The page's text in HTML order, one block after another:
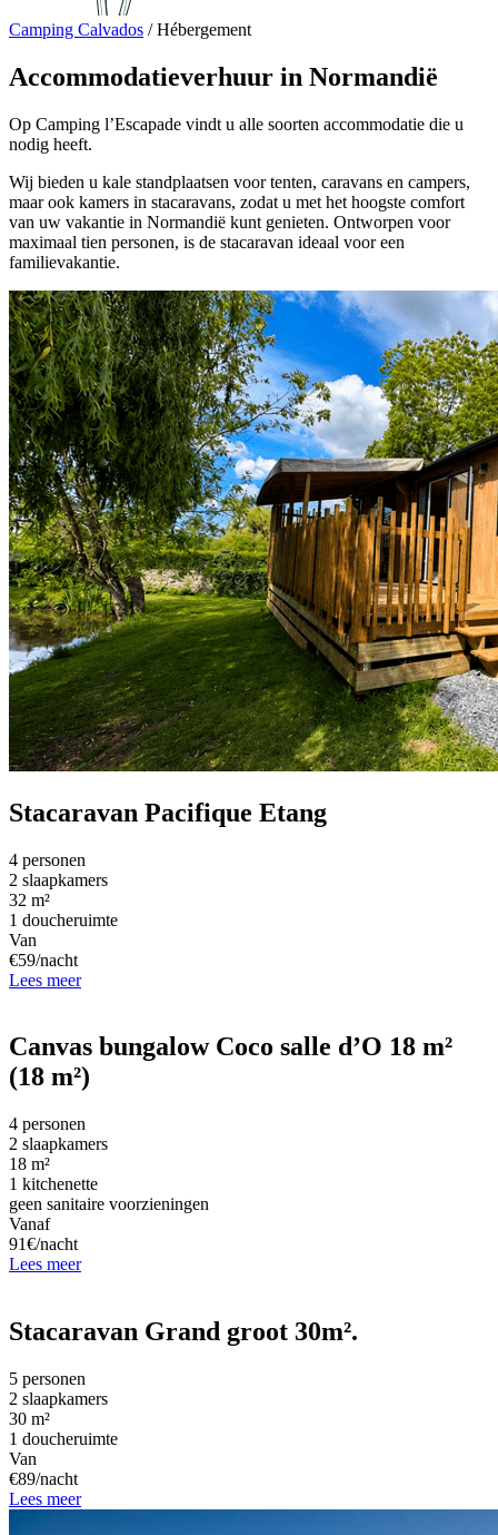
Camping Calvados /Hébergement
Accommodatieverhuur in Normandië
Op Camping l’Escapade vindt u alle soorten accommodatie die u
nodig heeft.
Wij bieden u kale standplaatsen voor tenten, caravans en campers,
maar ook kamers in stacaravans, zodat u met het hoogste comfort
van uw vakantie in Normandië kunt genieten. Ontworpen voor
maximaal tien personen, is de stacaravan ideaal voor een
familievakantie.
Stacaravan Pacifique Etang
4 personen
2 slaapkamers
32 m²
1 doucheruimte
Van
€59/nacht
Lees meer
Canvas bungalow Coco salle d’O 18 m²
(18 m²)
4 personen
2 slaapkamers
18 m²
1 kitchenette
geen sanitaire voorzieningen
Vanaf
91€/nacht
Lees meer
Stacaravan Grand groot 30m².
5 personen
2 slaapkamers
30 m²
1 doucheruimte
Van
€89/nacht
Lees meer